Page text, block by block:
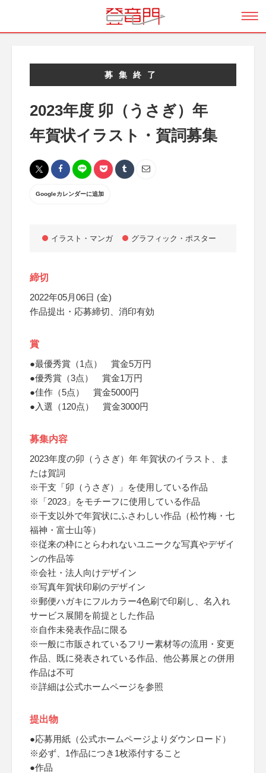
募集終了
2023年度 卯（うさぎ）年
年賀状イラスト・賀詞募集
Googleカレンダーに追加
イラスト・マンガ グラフィック・ポスター
締切
2022年05月06日 (金)
作品提出・応募締切、消印有効
賞
●最優秀賞（1点） 賞金5万円
●優秀賞（3点） 賞金1万円
●佳作（5点） 賞金5000円
●入選（120点） 賞金3000円
募集内容
2023年度の卯（うさぎ）年 年賀状のイラスト、ま
たは賀詞
※干支「卯（うさぎ）」を使用している作品
※「2023」をモチーフに使用している作品
※干支以外で年賀状にふさわしい作品（松竹梅・七
福神・富士山等）
※従来の枠にとらわれないユニークな写真やデザイ
ンの作品等
※会社・法人向けデザイン
※写真年賀状印刷のデザイン
※郵便ハガキにフルカラー4色刷で印刷し、名入れ
サービス展開を前提とした作品
※自作未発表作品に限る
※一般に市販されているフリー素材等の流用・変更
作品、既に発表されている作品、他公募展との併用
作品は不可
※詳細は公式ホームページを参照
提出物
●応募用紙（公式ホームページよりダウンロード）
※必ず、1作品につき1枚添付すること
●作品